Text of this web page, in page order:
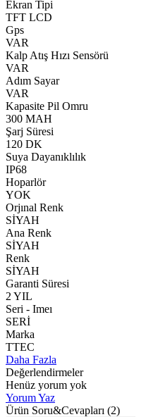
Ekran Tipi
TFT LCD
Gps
VAR
Kalp Atış Hızı Sensörü
VAR
Adım Sayar
VAR
Kapasite Pil Omru
300 MAH
Şarj Süresi
120 DK
Suya Dayanıklılık
IP68
Hoparlör
YOK
Orjınal Renk
SİYAH
Ana Renk
SİYAH
Renk
SİYAH
Garanti Süresi
2 YIL
Seri - Imeı
SERİ
Marka
TTEC
Daha Fazla
Değerlendirmeler
Henüz yorum yok
Yorum Yaz
Ürün Soru&Cevapları (2)